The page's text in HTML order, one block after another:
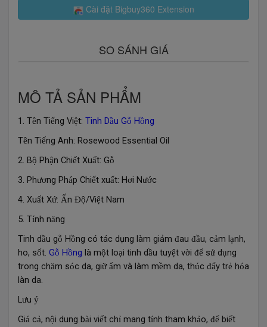
Cài đặt Bigbuy360 Extension
SO SÁNH GIÁ
MÔ TẢ SẢN PHẨM
1. Tên Tiếng Việt: Tinh Dầu Gỗ Hồng
Tên Tiếng Anh: Rosewood Essential Oil
2. Bộ Phận Chiết Xuất: Gỗ
3. Phương Pháp Chiết xuất: Hơi Nước
4. Xuất Xứ: Ấn Độ/Việt Nam
5. Tính năng
Tinh dầu gỗ Hồng có tác dụng làm giảm đau đầu, cảm l ạnh,
ho, sốt. Gỗ Hồng là một loại tinh dầu tuyệt vời để sử dụng
trong chăm sóc da, giữ ẩm và làm mềm da, thúc đẩy trẻ hóa
làn da.
Lưu ý
Giá cả, nội dung bài viết chỉ mang tính tham khảo, để biết